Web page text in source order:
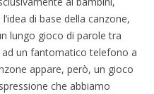
l’idea di base della canzone,
lungo gioco di parole tra
un fantomatico telefono a
appare, però, un gioco
che abbiamo